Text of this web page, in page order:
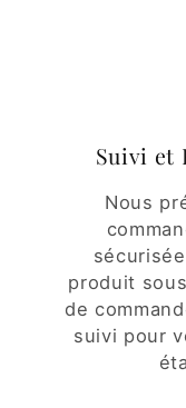
Suivi et
Nous
produit
de
suivi pour